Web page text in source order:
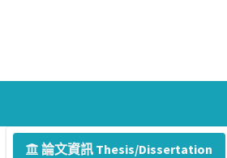
論文資訊 Thesis/Dissertation